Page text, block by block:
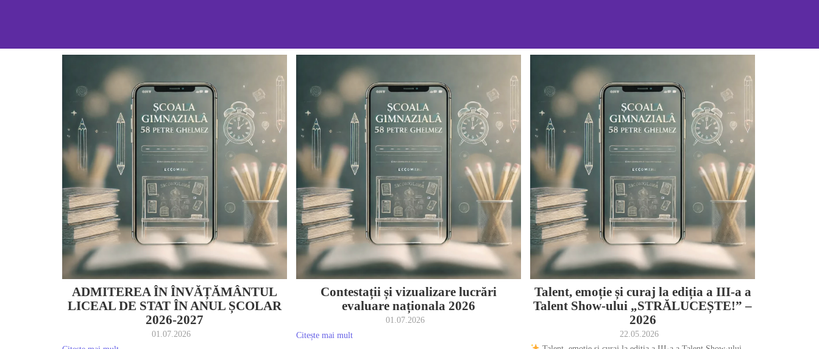
ADMITEREA ÎN ÎNVĂȚĂMÂNTUL
LICEAL DE STAT ÎN ANUL ȘCOLAR
2026-2027
01.07.2026
Contestații și vizualizare lucrări
evaluare naționala 2026
01.07.2026
Citește mai mult
Talent, emoție și curaj la ediția a III-a a
Talent Show-ului „STRĂLUCEȘTE!” –
2026
22.05.2026